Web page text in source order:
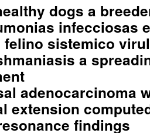
dogs a
infecciosas
sistemico
a
adenocarcinoma
extension
findings